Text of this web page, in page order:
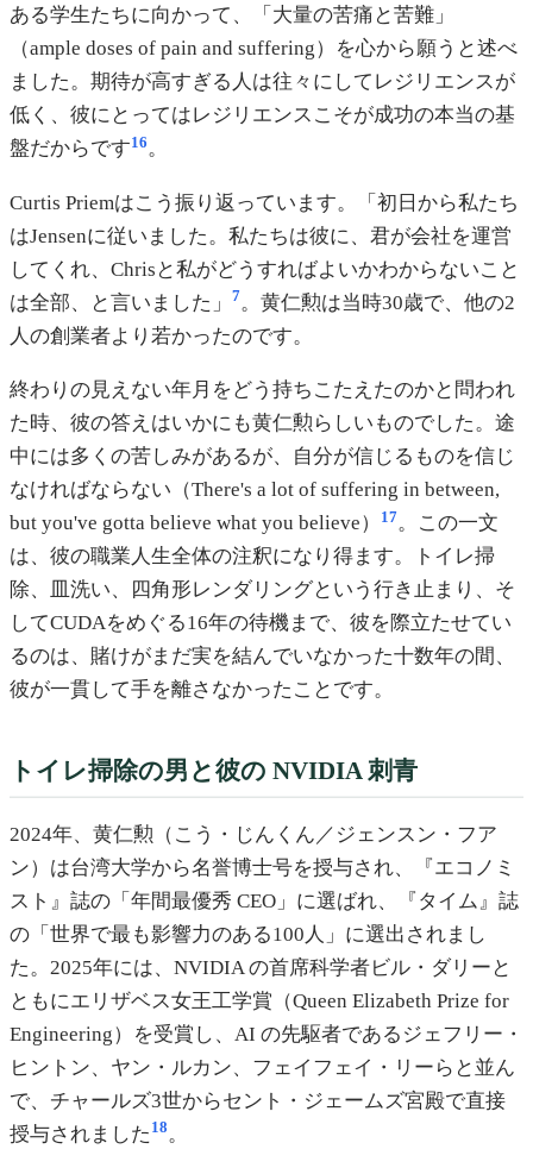
ある学生たちに向かって、「大量の苦痛と苦難」
（ample doses of pain and suffering）を心から願うと述べ
ました。期待が高すぎる人は往々にしてレジリエンスが
低く、彼にとってはレジリエンスこそが成功の本当の基
盤だからです16。
Curtis Priemはこう振り返っています。「初日から私たち
はJensenに従いました。私たちは彼に、君が会社を運営
してくれ、Chrisと私がどうすればよいかわからないこと
は全部、と言いました」
7。黄仁勲は当時30歳で、他の2
人の創業者より若かったのです。
終わりの見えない年月をどう持ちこたえたのかと問われ
た時、彼の答えはいかにも黄仁勲らしいものでした。途
中には多くの苦しみがあるが、自分が信じるものを信じ
なければならない（There's a lot of suffering in between,
but you've gotta believe what you believe）
17。この一文
は、彼の職業人生全体の注釈になり得ます。トイレ掃
除、皿洗い、四角形レンダリングという行き止まり、そ
してCUDAをめぐる16年の待機まで、彼を際立たせてい
るのは、賭けがまだ実を結んでいなかった十数年の間、
彼が一貫して手を離さなかったことです。
トイレ掃除の男と彼の NVIDIA 刺青
2024年、黄仁勲（こう・じんくん／ジェンスン・フア
ン）は台湾大学から名誉博士号を授与され、『エコノミ
スト』誌の「年間最優秀 CEO」に選ばれ、『タイム』誌
の「世界で最も影響力のある100人」に選出されまし
た。2025年には、NVIDIA の首席科学者ビル・ダリーと
ともにエリザベス女王工学賞（Queen Elizabeth Prize for
Engineering）を受賞し、AI の先駆者であるジェフリー・
ヒントン、ヤン・ルカン、フェイフェイ・リーらと並ん
で、チャールズ3世からセント・ジェームズ宮殿で直接
授与されました 18 。